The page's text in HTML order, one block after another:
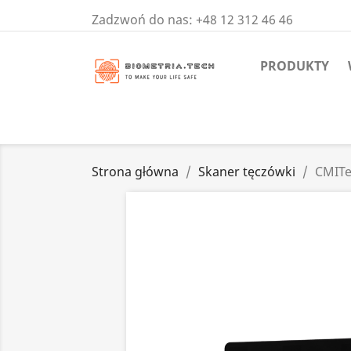
Zadzwoń do nas: +48 12 312 46 46
PRODUKTY
Strona główna Skaner tęczówki